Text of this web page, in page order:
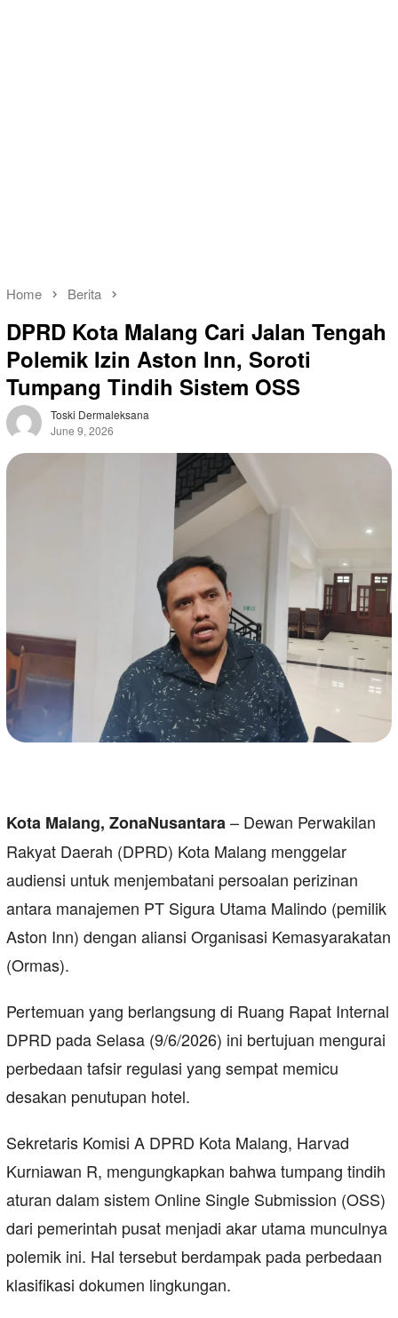
Home Berita
DPRD Kota Malang Cari Jalan Tengah
Polemik Izin Aston Inn, Soroti
Tumpang Tindih Sistem OSS
Toski Dermaleksana
June 9, 2026
Kota Malang, ZonaNusantara– Dewan Perwakilan
Rakyat Daerah (DPRD) Kota Malang menggelar
audiensi untuk menjembatani persoalan perizinan
antara manajemen PT Sigura Utama Malindo (pemilik
Aston Inn) dengan aliansi Organisasi Kemasyarakatan
(Ormas).
Pertemuan yang berlangsung di Ruang Rapat Internal
DPRD pada Selasa (9/6/2026) ini bertujuan mengurai
perbedaan tafsir regulasi yang sempat memicu
desakan penutupan hotel.
Sekretaris Komisi A DPRD Kota Malang, Harvad
Kurniawan R, mengungkapkan bahwa tumpang tindih
aturan dalam sistem Online Single Submission (OSS)
dari pemerintah pusat menjadi akar utama munculnya
polemik ini. Hal tersebut berdampak pada perbedaan
klasifikasi dokumen lingkungan.